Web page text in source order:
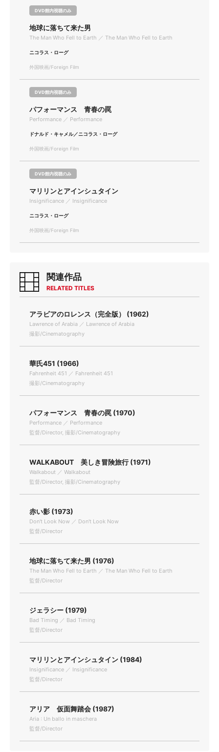
DVD館内視聴のみ
地球に落ちて来た男
The Man Who Fell to Earth ／ The Man Who Fell to Earth
ニコラス・ローグ
外国映画/Foreign Film
DVD館内視聴のみ
パフォーマンス 青春の罠
Performance ／ Performance
ドナルド・キャメル／ニコラス・ローグ
外国映画/Foreign Film
DVD館内視聴のみ
マリリンとアインシュタイン
Insignificance ／ Insignificance
ニコラス・ローグ
外国映画/Foreign Film
関連作品
RELATED TITLES
アラビアのロレンス（完全版） (1962)
Lawrence of Arabia ／ Lawrence of Arabia
撮影/Cinematography
華氏451 (1966)
Fahrenheit 451 ／ Fahrenheit 451
撮影/Cinematography
パフォーマンス 青春の罠 (1970)
Performance ／ Performance
監督/Director, 撮影/Cinematography
WALKABOUT 美しき冒険旅行 (1971)
Walkabout ／ Walkabout
監督/Director, 撮影/Cinematography
赤い影 (1973)
Don't Look Now ／ Don't Look Now
監督/Director
地球に落ちて来た男 (1976)
The Man Who Fell to Earth ／ The Man Who Fell to Earth
監督/Director
ジェラシー (1979)
Bad Timing ／ Bad Timing
監督/Director
マリリンとアインシュタイン (1984)
Insignificance ／ Insignificance
監督/Director
アリア 仮面舞踏会 (1987)
Aria : Un ballo in maschera
監督/Director